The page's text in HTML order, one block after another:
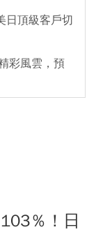
日頂級客戶切
彩風雲，預
％！日